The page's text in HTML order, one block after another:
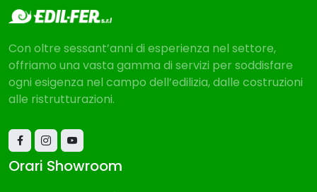
Con oltre sessant’anni di esperienza nel settore,
offriamo una vasta gamma di servizi per soddisfare
ogni esigenza nel campo dell’edilizia, dalle costruzioni
alle ristrutturazioni.
Orari Showroom